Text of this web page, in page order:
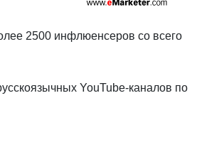
2500 инфлюенсеров со всего
YouTube-каналов по